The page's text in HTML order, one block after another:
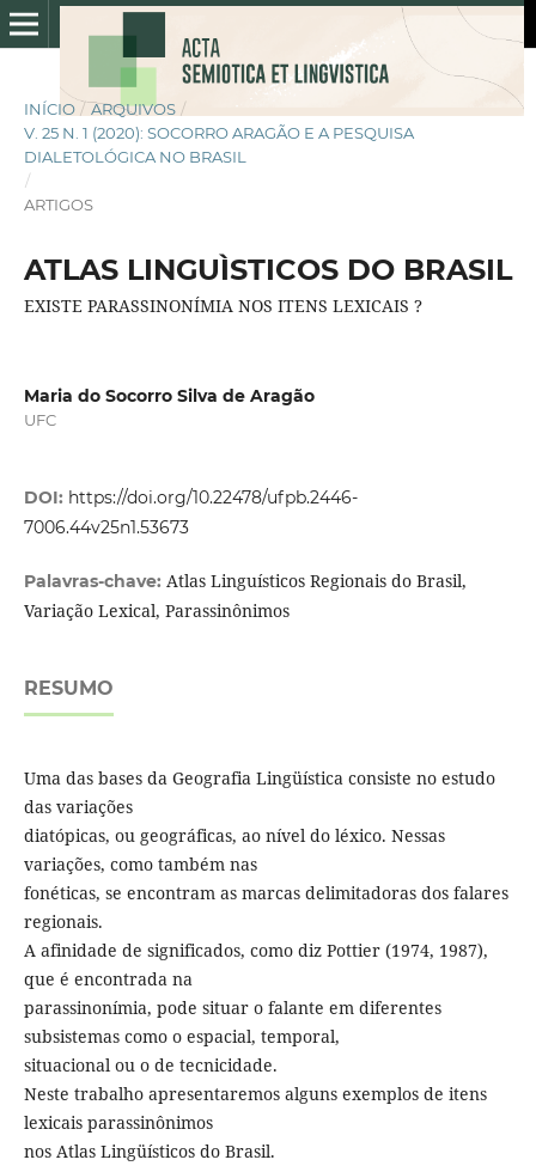
INÍCIO / ARQUIVOS /
V. 25 N. 1 (2020): SOCORRO ARAGÃO E A PESQUISA
DIALETOLÓGICA NO BRASIL
/
ARTIGOS
ATLAS LINGUÌSTICOS DO BRASIL
EXISTE PARASSINONÍMIA NOS ITENS LEXICAIS ?
Maria do Socorro Silva de Aragão
UFC
DOI: https://doi.org/10.22478/ufpb.2446-
7006.44v25n1.53673
Palavras-chave: Atlas Linguísticos Regionais do Brasil,
Variação Lexical, Parassinônimos
RESUMO
Uma das bases da Geografia Lingüística consiste no estudo
das variações
diatópicas, ou geográficas, ao nível do léxico. Nessas
variações, como também nas
fonéticas, se encontram as marcas delimitadoras dos falares
regionais.
A afinidade de significados, como diz Pottier (1974, 1987),
que é encontrada na
parassinonímia, pode situar o falante em diferentes
subsistemas como o espacial, temporal,
situacional ou o de tecnicidade.
Neste trabalho apresentaremos alguns exemplos de itens
lexicais parassinônimos
nos Atlas Lingüísticos do Brasil.